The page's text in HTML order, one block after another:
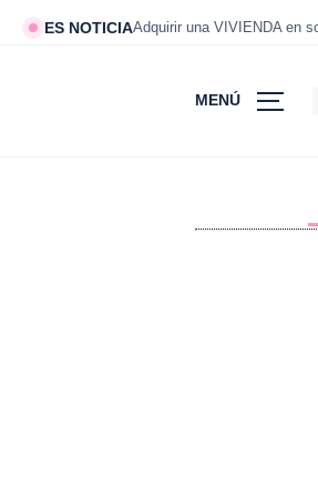
ES NOTICIAAdquirir una VIVIENDA en
MENÚ